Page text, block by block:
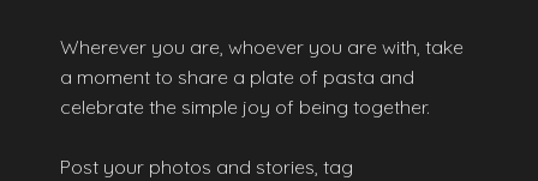
Wherever you are, whoever you are with, take
a moment to share a plate of pasta and
celebrate the simple joy of being together.
Post your photos and stories, tag